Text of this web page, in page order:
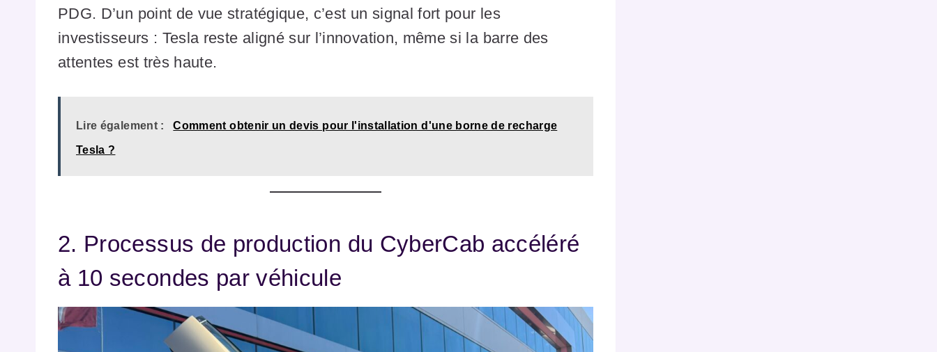
PDG. D’un point de vue stratégique, c’est un signal fort pour les
investisseurs : Tesla reste aligné sur l’innovation, même si la barre des
attentes est très haute.
Lire également : Comment obtenir un devis pour l'installation d'une borne de recharge
Tesla ?
2. Processus de production du CyberCab accéléré
à 10 secondes par véhicule